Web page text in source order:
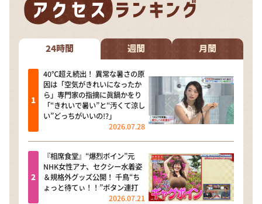
24時間 週間 月間
40℃超え続出！ 異常な暑さの原
因は「空気がきれいになったか
ら」専門家の指摘に眞鍋かをり
「“きれいで暑い”と“汚くて涼し
い”どっちがいいの!?」
2026.07.28
『相席食堂』“爆烈ボイン”元
NHK女性アナ、セクシー水着姿
＆規格外グッズ公開！ 千鳥“ち
ょっと待てぃ！！”ボタン連打
2026.07.21